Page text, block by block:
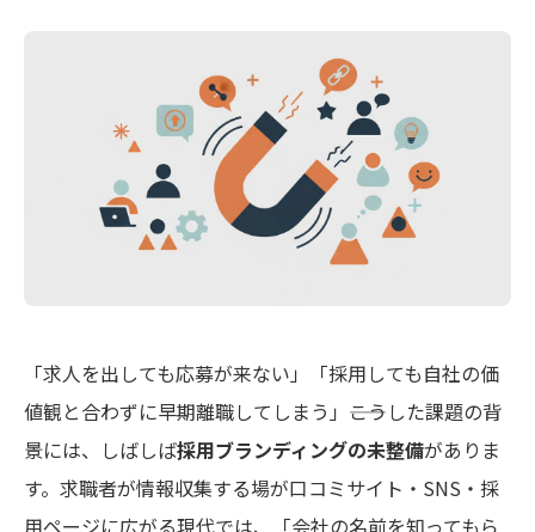
「求人を出しても応募が来ない」「採用しても自社の価
値観と合わずに早期離職してしまう」――こうした課題の背
景には、しばしば採用ブランディングの未整備がありま
す。求職者が情報収集する場が口コミサイト・SNS・採
用ページに広がる現代では、「会社の名前を知ってもら